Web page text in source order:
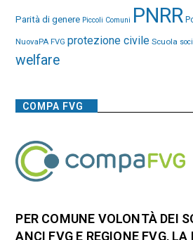
Parità di genere Piccoli Comuni PNRR
NuovaPA FVG protezione civile Scuola
welfare
COMPA FVG
PER COMUNE VOLONTÀ DEI
ANCI FVG E REGIONE FVG,